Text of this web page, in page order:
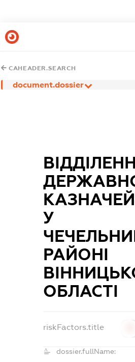
CAHEADER.SEARCH
document.dossier
У
РАЙОНІ
ОБЛАСТІ
riskFactors.title
dossier.fullName: